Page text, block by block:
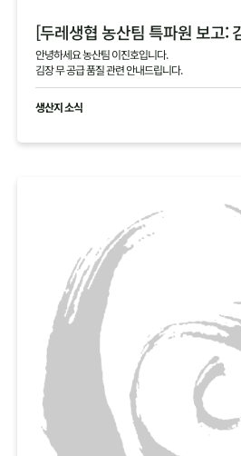
안녕하세요 농산팀 이진호입니다.
김장 무 공급 품질 관련 안내드립니다.
생산지 소식